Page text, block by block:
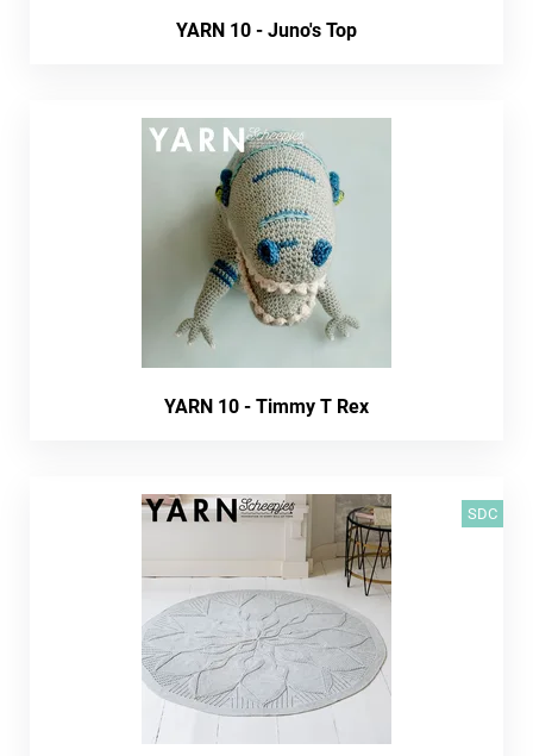
YARN 10 - Juno's Top
YARN 10 - Timmy T Rex
SDC